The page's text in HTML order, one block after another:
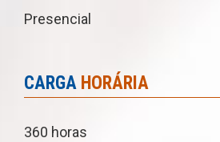
Presencial
CARGA HORÁRIA
360 horas